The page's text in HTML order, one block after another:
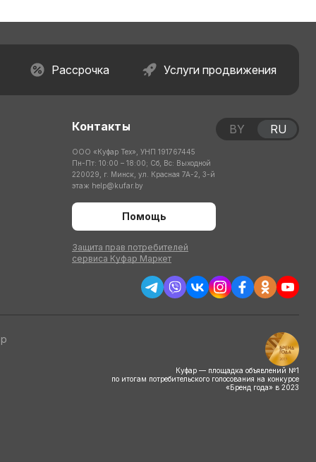
Рассрочка Услуги продвижения
Контакты
ООО «Куфар Тех», УНП 191767445
Пн-Пт: 10:00 – 18:00; Сб, Вс: Выходной
220029, г. Минск, ул. Красная 7А-2, 3-й
этаж help@kufar.by
Помощь
Защита прав потребителей
сервиса Куфар Маркет
BY RU
Куфар — площадка объявлений №1
по итогам потребительского голосования на конкурсе
«Бренд года» в 2023